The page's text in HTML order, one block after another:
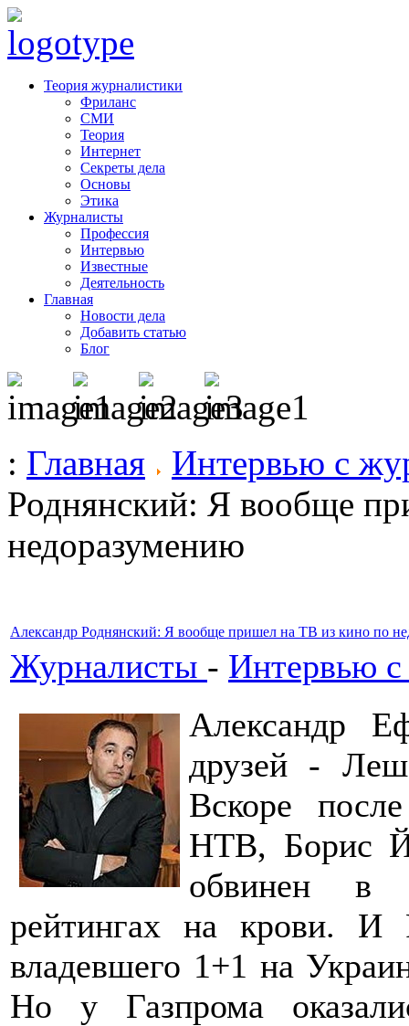
Теория журналистики
Фриланс
СМИ
Теория
Интернет
Секреты дела
Основы
Этика
Журналисты
Профессия
Интервью
Известные
Деятельность
Главная
Новости дела
Добавить статью
Блог
: Главная
Интервью с
Роднянский: Я вообще
недоразумению
Александр Роднянский: Я вообще пришел на ТВ из кино по
Журналисты - Интервью
Александр
друзей -
Вскоре
НТВ, Борис
обвинен в
рейтингах на крови. И
владевшего 1+1 на
Но у Газпрома